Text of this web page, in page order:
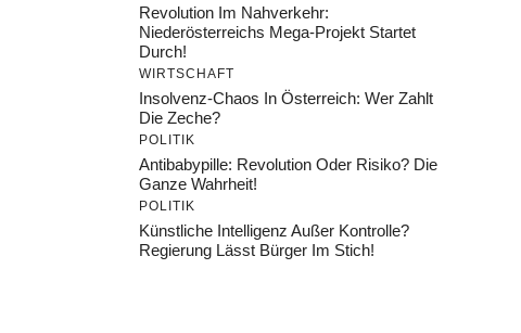
Revolution Im Nahverkehr:
Niederösterreichs Mega-Projekt Startet
Durch!
WIRTSCHAFT
Insolvenz-Chaos In Österreich: Wer Zahlt
Die Zeche?
POLITIK
Antibabypille: Revolution Oder Risiko? Die
Ganze Wahrheit!
POLITIK
Künstliche Intelligenz Außer Kontrolle?
Regierung Lässt Bürger Im Stich!